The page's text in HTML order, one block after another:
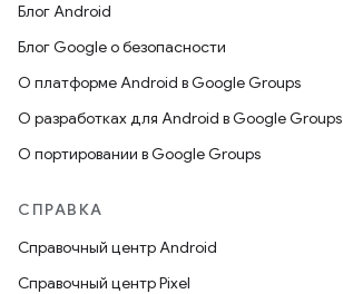
Блог Android
Блог Google о безопасности
О платформе Android в Google Groups
О разработках для Android в Google Groups
О портировании в Google Groups
СПРАВКА
Справочный центр Android
Справочный центр Pixel